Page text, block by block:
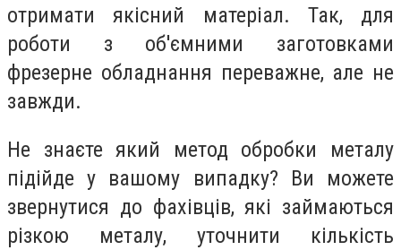
отримати якісний матеріал. Так, для
роботи з об'ємними заготовками
фрезерне обладнання переважне, але не
завжди.
Не знаєте який метод обробки металу
підійде у вашому випадку? Ви можете
звернутися до фахівців, які займаються
різкою металу, уточнити кількість